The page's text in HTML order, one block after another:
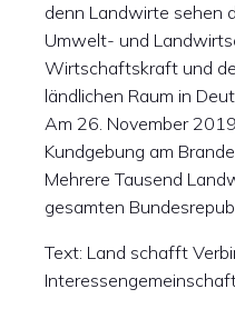
denn Landwirte sehen
Umwelt- und
Wirtschaftskraft und
ländlichen Raum in
Am 26. November
Kundgebung am
Mehrere Tausend
gesamten
Text: Land schafft